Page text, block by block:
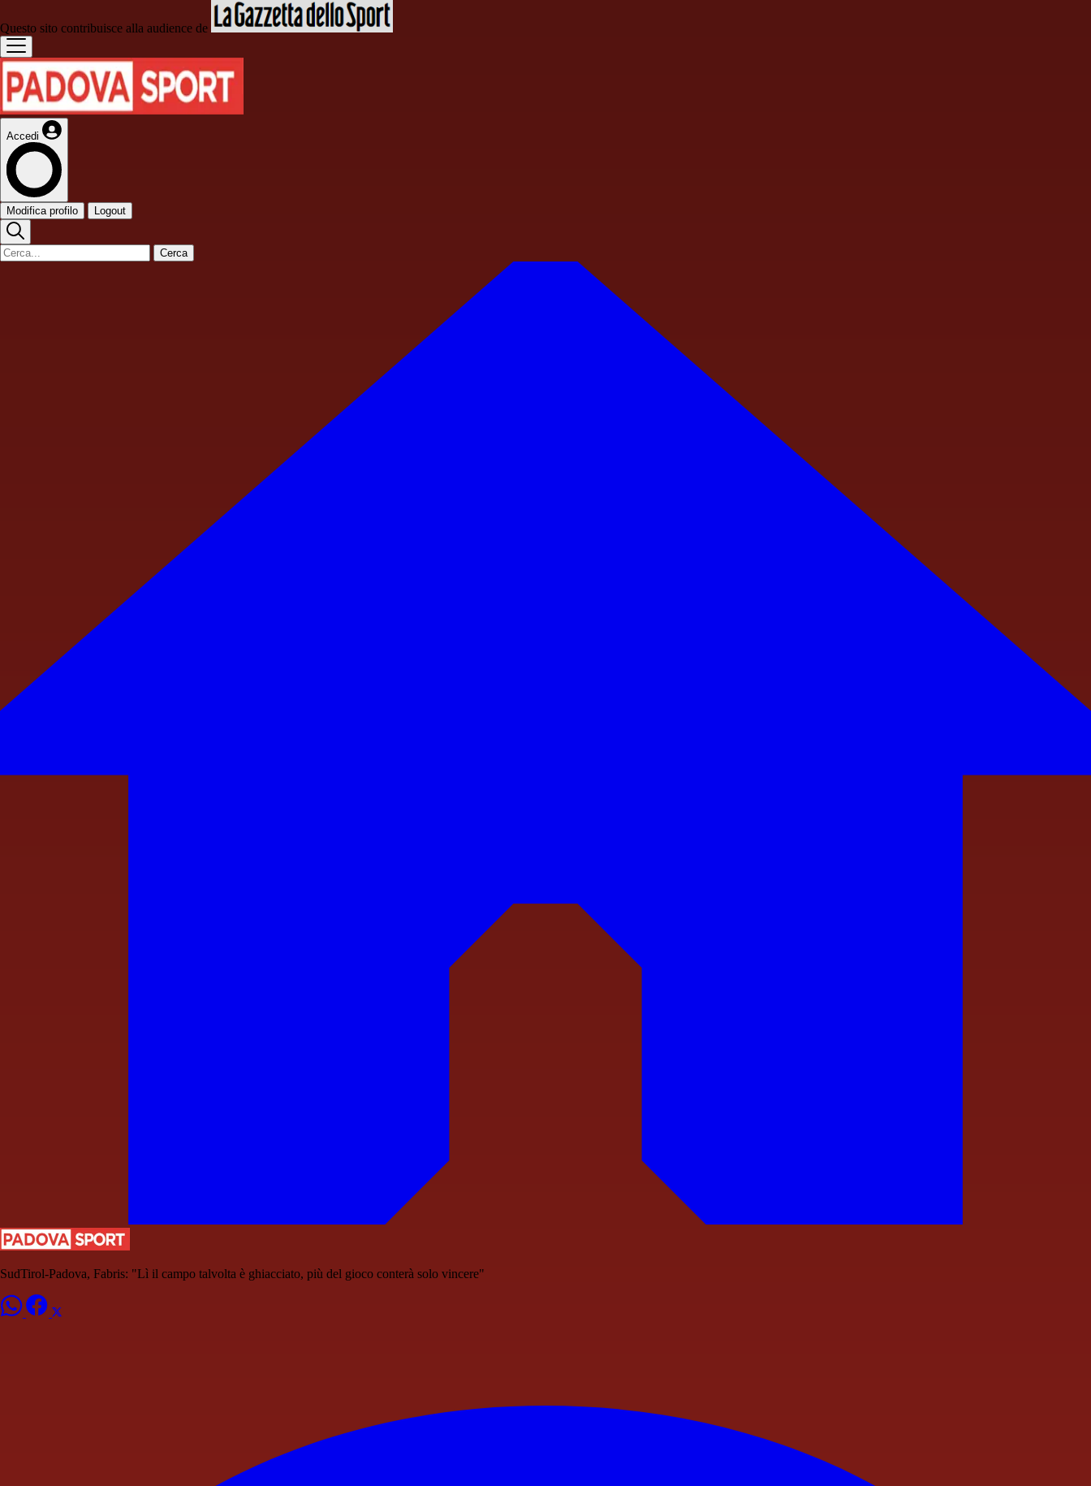
Questo sito contribuisce alla audience de
Accedi
Modifica profilo Logout
Cerca
SudTirol-Padova, Fabris: "Lì il campo talvolta è ghiacciato, più del gioco conterà solo vincere"